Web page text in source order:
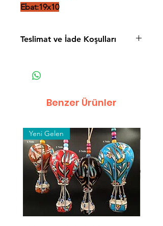
Ebat:19x10
Teslimat ve İade Koşulları
Mesafeli Satış Sözleşmesi
Benzer Ürünler
Yeni Gelen